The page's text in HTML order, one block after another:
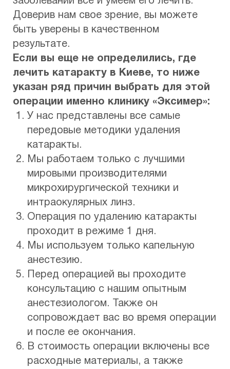
Доверив нам свое зрение, вы можете
быть уверены в качественном
результате.
Если вы еще не определились, где
лечить катаракту в Киеве, то ниже
указан ряд причин выбрать для этой
операции именно клинику «Эксимер»:
У нас представлены все самые
передовые методики удаления
катаракты.
Мы работаем только с лучшими
мировыми производителями
микрохирургической техники и
интраокулярных линз.
Операция по удалению катаракты
проходит в режиме 1 дня.
Мы используем только капельную
анестезию.
Перед операцией вы проходите
консультацию с нашим опытным
анестезиологом. Также он
сопровождает вас во время операции
и после ее окончания.
В стоимость операции включены все
расходные материалы, а также